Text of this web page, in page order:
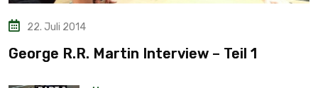
22. Juli 2014
George R.R. Martin Interview – Teil 1